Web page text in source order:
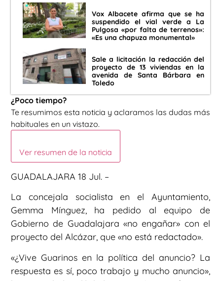
Vox Albacete afirma que se ha
suspendido el vial verde a La
Pulgosa «por falta de terrenos»:
«Es una chapuza monumental»
Sale a licitación la redacción del
proyecto de 13 viviendas en la
avenida de Santa Bárbara en
Toledo
¿Poco tiempo?
Te resumimos esta noticia y aclaramos las dudas más
habituales en un vistazo.
Ver resumen de la noticia
GUADALAJARA 18 Jul. –
La concejala socialista en el Ayuntamiento,
Gemma Mínguez, ha pedido al equipo de
Gobierno de Guadalajara «no engañar» con el
proyecto del Alcázar, que «no está redactado».
«¿Vive Guarinos en la política del anuncio? La
respuesta es sí, poco trabajo y mucho anuncio»,